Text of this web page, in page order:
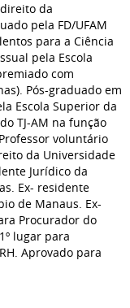
da
pela FD/UFAM
para a Ciência
pela Escola
com
Pós-graduado em
Escola Superior da
TJ-AM na função
voluntário
da Universidade
Jurídico da
Ex- residente
de Manaus. Ex-
Procurador do
lugar para
Aprovado para